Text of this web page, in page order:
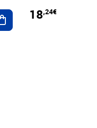
Ajouter au panier
18,24€